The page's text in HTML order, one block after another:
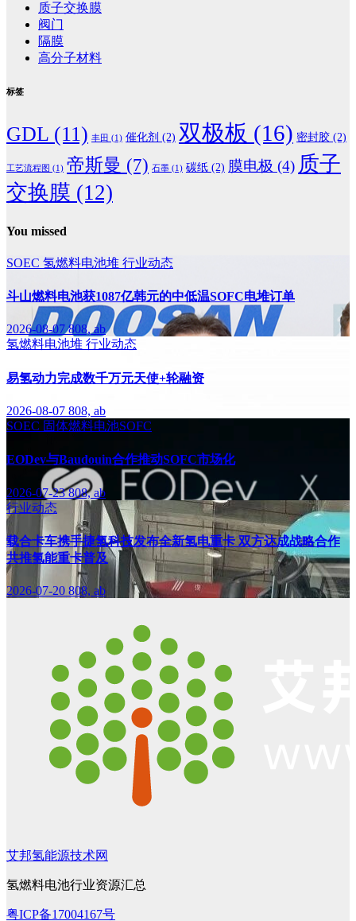
质子交换膜
阀门
隔膜
高分子材料
标签
GDL (11) 丰田 (1) 催化剂 (2) 双极板 (16) 密封胶 (2)
工艺流程图 (1) 帝斯曼 (7) 石墨 (1) 碳纸 (2) 膜电极 (4) 质子
交换膜 (12)
You missed
SOEC 氢燃料电池堆 行业动态
斗山燃料电池获1087亿韩元的中低温SOFC电堆订单
2026-08-07808, ab
氢燃料电池堆 行业动态
易氢动力完成数千万元天使+轮融资
2026-08-07 808, ab
SOEC 固体燃料电池SOFC
EODev与Baudouin合作推动SOFC市场化
2026-07-23808, ab
行业动态
载合卡车携手捷氢科技发布全新氢电重卡 双方达成战略合作
共推氢能重卡普及
2026-07-20 808, ab
艾邦氢能源技术网
氢燃料电池行业资源汇总
粤ICP备17004167号